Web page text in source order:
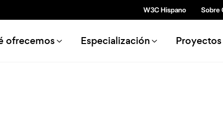
Pasar al contenido principal
W3C Hispano Sobre
navigation
ofrecemos Especialización Proyectos